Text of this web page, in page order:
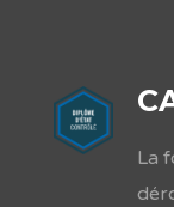
La